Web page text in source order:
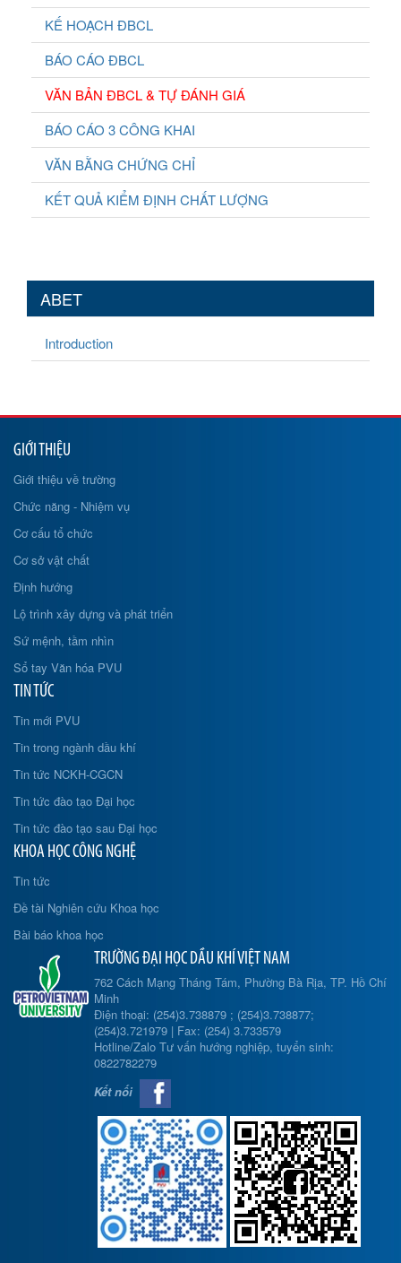
KẾ HOẠCH ĐBCL
BÁO CÁO ĐBCL
VĂN BẢN ĐBCL & TỰ ĐÁNH GIÁ
BÁO CÁO 3 CÔNG KHAI
VĂN BẰNG CHỨNG CHỈ
KẾT QUẢ KIỂM ĐỊNH CHẤT LƯỢNG
ABET
Introduction
GIỚI THIỆU
Giới thiệu về trường
Chức năng - Nhiệm vụ
Cơ cấu tổ chức
Cơ sở vật chất
Định hướng
Lộ trình xây dựng và phát triển
Sứ mệnh, tầm nhìn
Sổ tay Văn hóa PVU
TIN TỨC
Tin mới PVU
Tin trong ngành dầu khí
Tin tức NCKH-CGCN
Tin tức đào tạo Đại học
Tin tức đào tạo sau Đại học
KHOA HỌC CÔNG NGHỆ
Tin tức
Đề tài Nghiên cứu Khoa học
Bài báo khoa học
TRƯỜNG ĐẠI HỌC DẦU KHÍ VIỆT NAM
762 Cách Mạng Tháng Tám, Phường Bà Rịa, TP. Hồ Chí
Minh
Điện thoại: (254)3.738879 ; (254)3.738877;
(254)3.721979 | Fax: (254) 3.733579
Hotline/Zalo Tư vấn hướng nghiệp, tuyển sinh:
0822782279
Kết nối